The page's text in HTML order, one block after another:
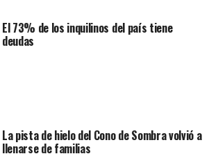
El 73% de los inquilinos del país tiene
deudas
La pista de hielo del Cono de Sombra volvió a
llenarse de familias